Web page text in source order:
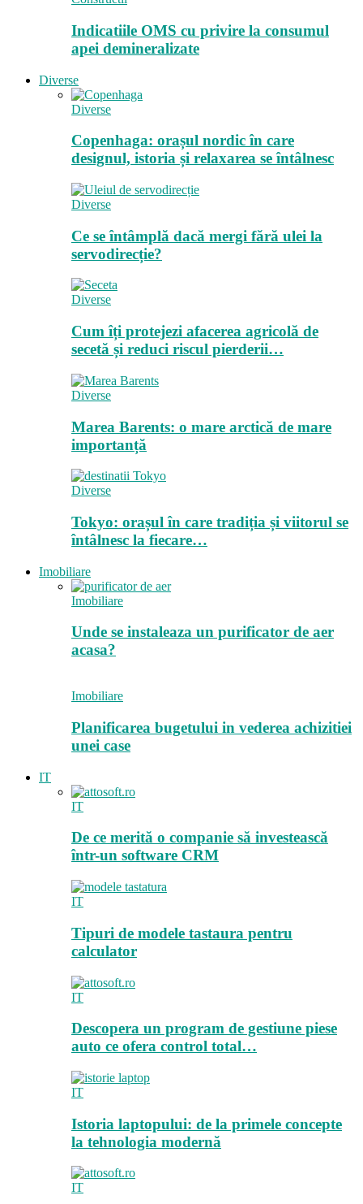
Indicatiile OMS cu privire la consumul
apei demineralizate
Diverse
Diverse
Copenhaga: orașul nordic în care
designul, istoria și relaxarea se întâlnesc
Diverse
Ce se întâmplă dacă mergi fără ulei la
servodirecție?
Diverse
Cum îți protejezi afacerea agricolă de
secetă și reduci riscul pierderii…
Diverse
Marea Barents: o mare arctică de mare
importanță
Diverse
Tokyo: orașul în care tradiția și viitorul se
întâlnesc la fiecare…
Imobiliare
Imobiliare
Unde se instaleaza un purificator de aer
acasa?
Imobiliare
Planificarea bugetului in vederea achizitiei
unei case
IT
IT
De ce merită o companie să investească
într-un software CRM
IT
Tipuri de modele tastaura pentru
calculator
IT
Descopera un program de gestiune piese
auto ce ofera control total…
IT
Istoria laptopului: de la primele concepte
la tehnologia modernă
IT